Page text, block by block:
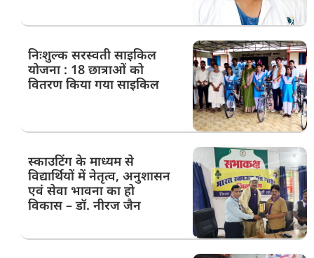
निःशुल्क सरस्वती साइकिल
योजना : 18 छात्राओं को
वितरण किया गया साइकिल
स्काउटिंग के माध्यम से
विद्यार्थियों में नेतृत्व, अनुशासन
एवं सेवा भावना का हो
विकास – डॉ. नीरज जैन